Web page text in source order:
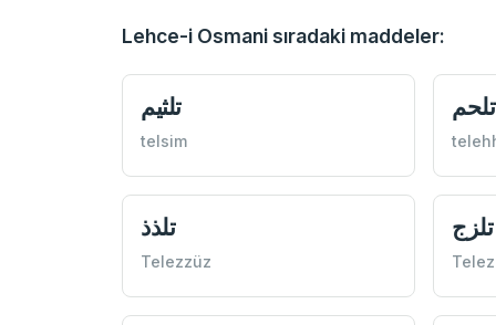
Lehce-i Osmani sıradaki maddeler:
تلثيم
telsim
تلحم
تلذذ
Telezzüz
تلزج